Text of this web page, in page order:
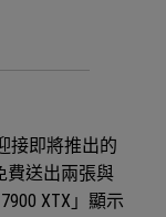
接即將推出的
費送出兩張與
XTX」顯示